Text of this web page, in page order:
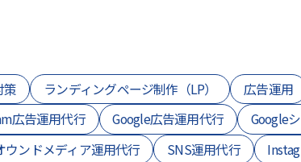
策 ランディングページ制作（LP） 広告運用
広告運用代行 Google広告運用代行 Google
ウンドメディア運用代行 SNS運用代行